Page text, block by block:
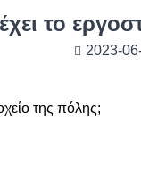
το
2023-
της πόλης;